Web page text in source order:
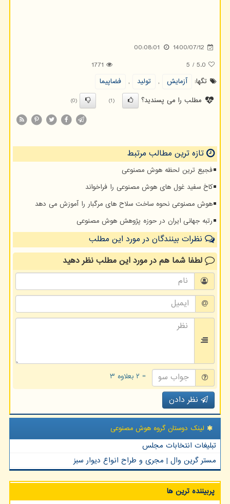
1400/07/12
00:08:01
5.0
/
5
1771
تگها:
آزمایش , تولید ,
فضاپیما
مطلب را می پسندید؟
(1)
(0)
تازه ترین مطالب مرتبط
فجیع ترین لحظه هوش مصنوعی
کاخ سفید غول های هوش مصنوعی را فراخواند
هوش مصنوعی نحوه ساخت سلاح های مرگبار را آموزش می دهد
رتبه جهانی ایران در حوزه پژوهش هوش مصنوعی
نظرات بینندگان در مورد این مطلب
لطفا شما همدر مورد این مطلبنظر دهید
= ۲ بعلاوه ۳
نظر دادن
لینک دوستان گروه هوش مصنوعی
تبلیغات انتخابات مجلس
مستر گرین وال | مجری و طراح انواع دیوار سبز
پربیننده ترین ها